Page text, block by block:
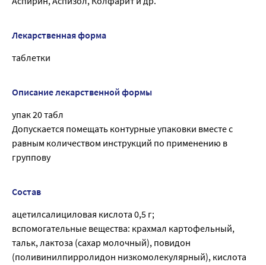
Лекарственная форма
таблетки
Описание лекарственной формы
упак 20 табл
Допускается помещать контурные упаковки вместе с
равным количеством инструкций по применению в
группову
Состав
ацетилсалициловая кислота 0,5 г;
вспомогательные вещества: крахмал картофельный,
тальк, лактоза (сахар молочный), повидон
(поливинилпирролидон низкомолекулярный), кислота